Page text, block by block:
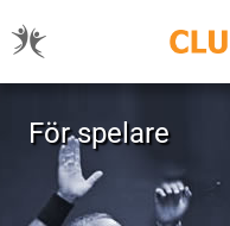
För spelare